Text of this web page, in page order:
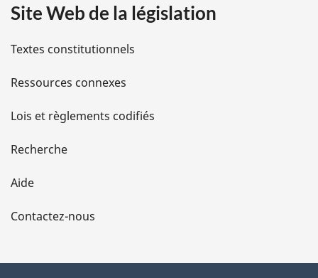
i
l
s
d
e
l
a
Site Web de la législation
Textes constitutionnels
Ressources connexes
Lois et règlements codifiés
Recherche
Aide
Contactez-nous